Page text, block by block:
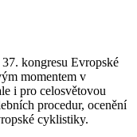
kongresu Evropské
momentem v
i pro celosvětovou
procedur, ocenění
cyklistiky.